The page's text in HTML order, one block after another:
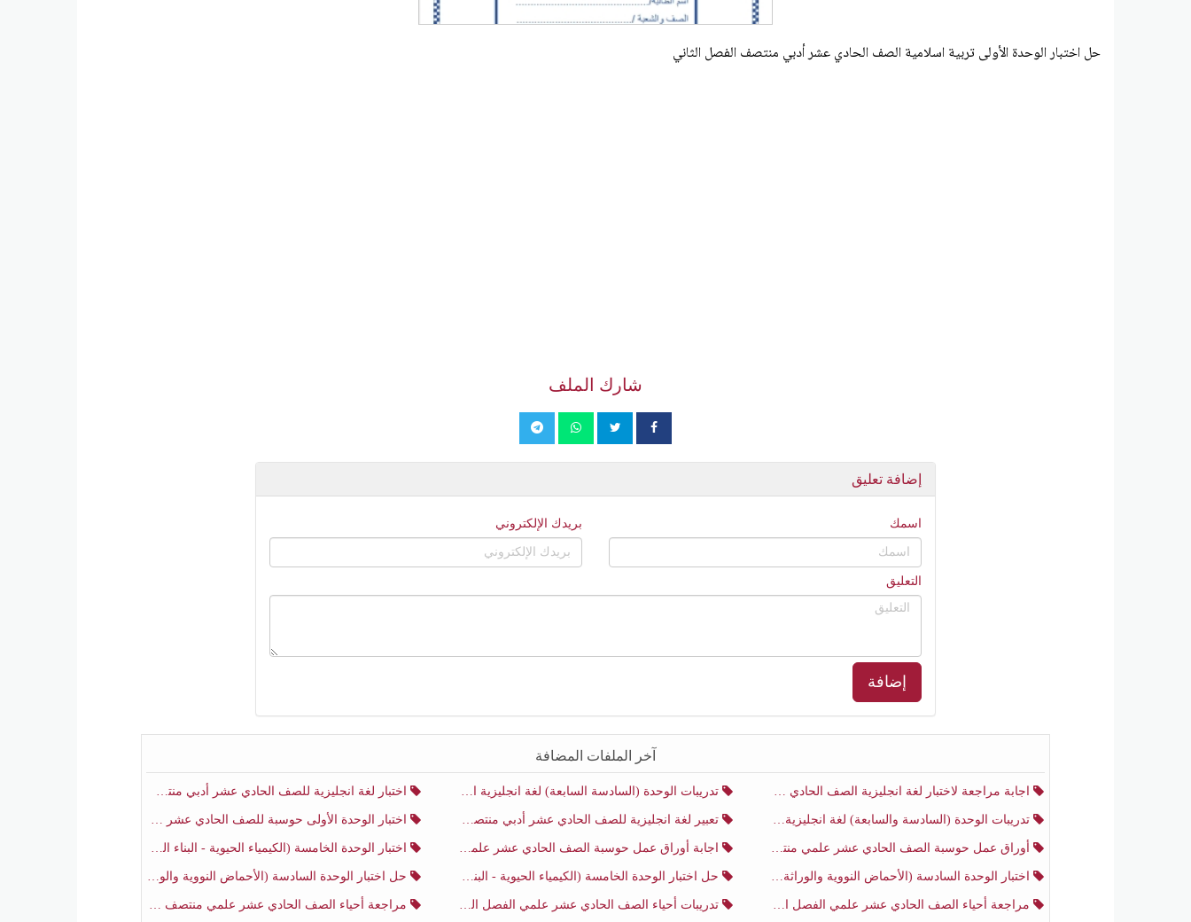
حل اختبار الوحدة الأولى تربية اسلامية الصف الحادي عشر أدبي منتصف الفصل الثاني
شارك الملف
إضافة تعليق
اسمك بريدك الإلكتروني
التعليق
إضافة
آخر الملفات المضافة
اجابة مراجعة لاختبار لغة انجليزية الصف الحادي عشر أدبي منتصف الفصل الثاني تدريبات الوحدة (السادسة السابعة) لغة انجليزية الصف الحادي عشر أدبي منتصف الفصل الثاني اختبار لغة انجليزية للصف الحادي عشر أدبي منتصف الفصل الثاني
تدريبات الوحدة (السادسة والسابعة) لغة انجليزية الصف الحادي عشر أدبي الفصل الثاني تعبير لغة انجليزية للصف الحادي عشر أدبي منتصف الفصل الثاني اختبار الوحدة الأولى حوسبة للصف الحادي عشر علمي منتصف الفصل الثاني
أوراق عمل حوسبة الصف الحادي عشر علمي منتصف الفصل الثاني اجابة أوراق عمل حوسبة الصف الحادي عشر علمي منتصف الفصل الثاني اختبار الوحدة الخامسة (الكيمياء الحيوية - البناء الضوئي) أحياء الصف الحادي عشر علمي الفصل الثاني
اختبار الوحدة السادسة (الأحماض النووية والوراثة) أحياء الصف الحادي عشر علمي منتصف الفصل الثاني حل اختبار الوحدة الخامسة (الكيمياء الحيوية - البناء الضوئي) أحياء الصف الحادي عشر علمي الفصل الثاني حل اختبار الوحدة السادسة (الأحماض النووية والوراثة) أحياء الصف الحادي عشر علمي منتصف الفصل الثاني
مراجعة أحياء الصف الحادي عشر علمي الفصل الثاني تدريبات أحياء الصف الحادي عشر علمي الفصل الثاني مراجعة أحياء الصف الحادي عشر علمي منتصف الفصل الثاني